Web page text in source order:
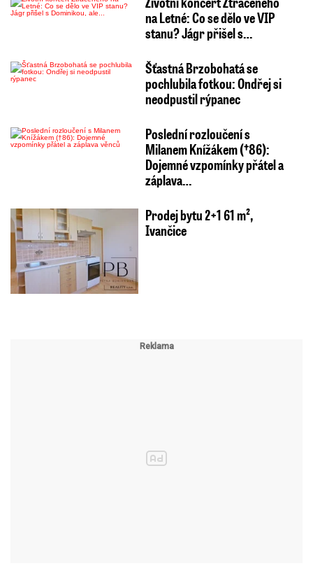
na Letné: Co se dělo ve VIP
stanu? Jágr přišel s…
Šťastná Brzobohatá se
pochlubila fotkou: Ondřej si
neodpustil rýpanec
Poslední rozloučení s
Milanem Knížákem (†86):
Dojemné vzpomínky přátel a
záplava…
Prodej bytu 2+1 61 m²,
Ivančice